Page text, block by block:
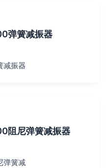
弹簧减振器
减振器
阻尼弹簧减振器
弹簧减